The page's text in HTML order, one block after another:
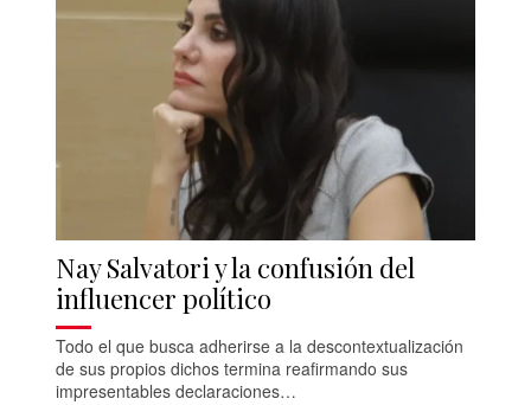
Nay Salvatori y la confusión del
influencer político
Todo el que busca adherirse a la descontextualización
de sus propios dichos termina reafirmando sus
impresentables declaraciones…